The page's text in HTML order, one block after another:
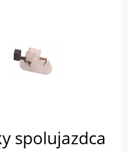
spolujazdca